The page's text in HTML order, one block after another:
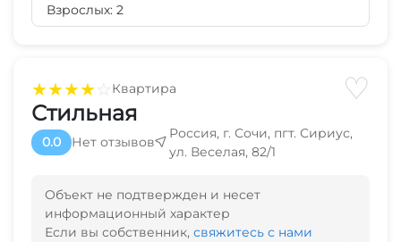
★★★★☆Квартира ♡
Стильная
0.0 Нет отзывов
Россия, г. Сочи, пгт. Сириус,
ул. Веселая, 82/1
Объект не подтвержден и несет
информационный характер
Если вы собственник, свяжитесь с нами
Взрослых: 2